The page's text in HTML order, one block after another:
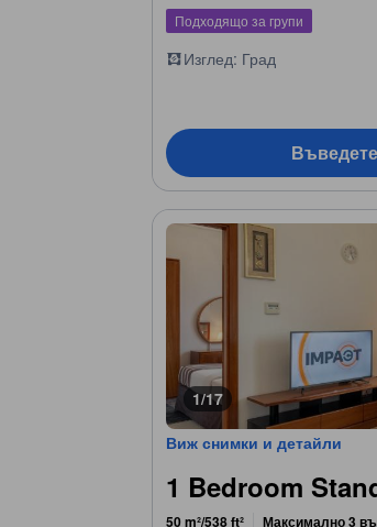
Подходящо за групи
Изглед: Град
1/17
Виж снимки и детайли
1 Bedroom
50 m²/538 ft² Максимално 3